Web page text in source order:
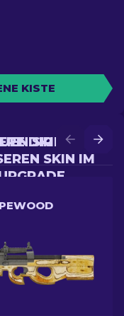
KISTE
DIR EINEN
SKIN IM
SKIN IM